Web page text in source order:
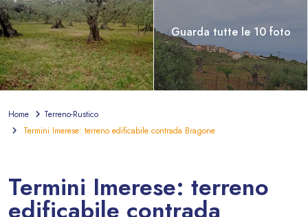
Guarda tutte le 10 foto
Home
Terreno-Rustico
Termini Imerese: terreno edificabile contrada Bragone
Termini Imerese: terreno